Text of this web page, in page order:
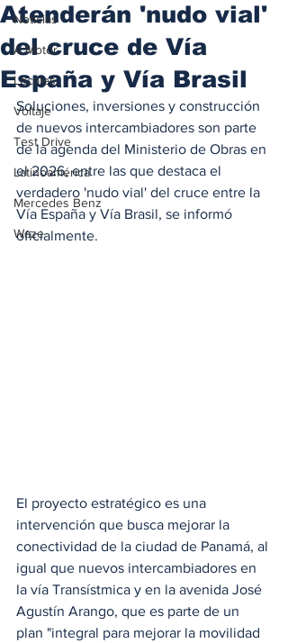
Noticias
A Motor
Locales
Voltaje
Test Drive
Latinoamérica
Mercedes Benz
Waze
Atenderán 'nudo vial'
del cruce de Vía
España y Vía Brasil
Soluciones, inversiones y construcción
de nuevos intercambiadores son parte
de la agenda del Ministerio de Obras en
el 2026, entre las que destaca el
verdadero 'nudo vial' del cruce entre la
Vía España y Vía Brasil, se informó
oficialmente.
El proyecto estratégico es una
intervención que busca mejorar la
conectividad de la ciudad de Panamá, al
igual que nuevos intercambiadores en
la vía Transístmica y en la avenida José
Agustín Arango, que es parte de un
plan "integral para mejorar la movilidad